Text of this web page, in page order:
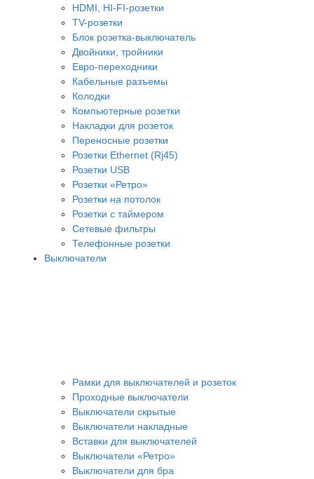
HDMI, HI-FI-розетки
TV-розетки
Блок розетка-выключатель
Двойники, тройники
Евро-переходники
Кабельные разъемы
Колодки
Компьютерные розетки
Накладки для розеток
Переносные розетки
Розетки Ethernet (Rj45)
Розетки USB
Розетки «Ретро»
Розетки на потолок
Розетки с таймером
Сетевые фильтры
Телефонные розетки
Выключатели
Рамки для выключателей и розеток
Проходные выключатели
Выключатели скрытые
Выключатели накладные
Вставки для выключателей
Выключатели «Ретро»
Выключатели для бра